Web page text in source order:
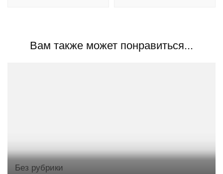
Вам также может понравиться...
Без рубрики